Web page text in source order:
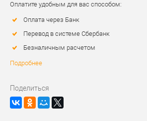
Оплатите удобным для вас способом:
Оплата через Банк
Перевод в системе Сбербанк
Безналичным расчетом
Подробнее
Поделиться